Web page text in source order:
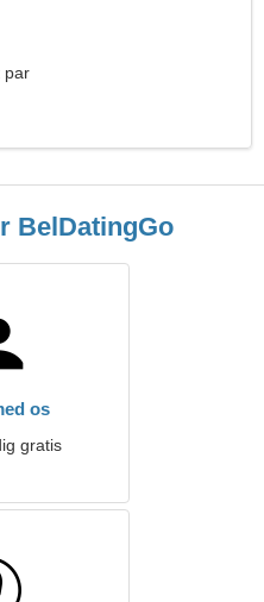
par
BelDatingGo
os
gratis